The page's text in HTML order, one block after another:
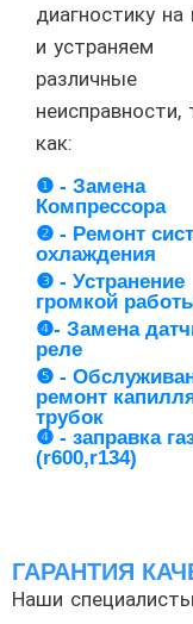
диагностику на
и устраняем
различные
неисправности,
как:
❶ - Замена
Компрессора
❷ - Ремонт
охлаждения
❸ - Устранение
громкой
❹- Замена
реле
❺ -
ремонт
трубок
❹ - заправка
(r600,r134)
ГАРАНТИЯ
Наши